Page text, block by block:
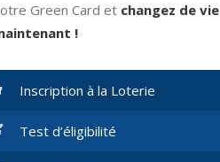
Green Card et changez de vie
!
Inscription à la Loterie
Test d’éligibilité